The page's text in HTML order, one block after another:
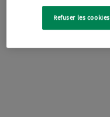
Refuser les cookies